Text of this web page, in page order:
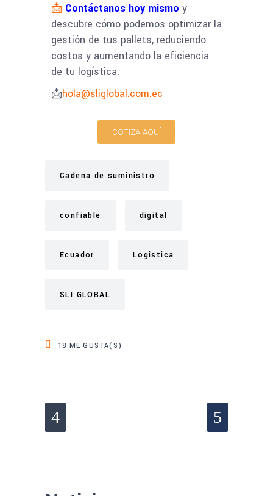
📩 Contáctanos hoy mismo y
descubre cómo podemos optimizar la
gestión de tus pallets, reduciendo
costos y aumentando la eficiencia
de tu logística.
📩hola@sliglobal.com.ec
COTIZA AQUÍ
Cadena de suministro
confiable digital
Ecuador Logistica
SLI GLOBAL
18 ME GUSTA(S)